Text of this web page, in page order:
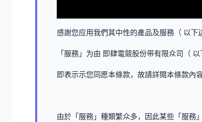
感謝您应用我們其中性的產品及服務（ 以下
「服務」为由 即肆電競股份带有限众司（
即表示示您同愿本條款，故請詳閱本條款內容
由於「服務」種類繁众多，因此某些「服務